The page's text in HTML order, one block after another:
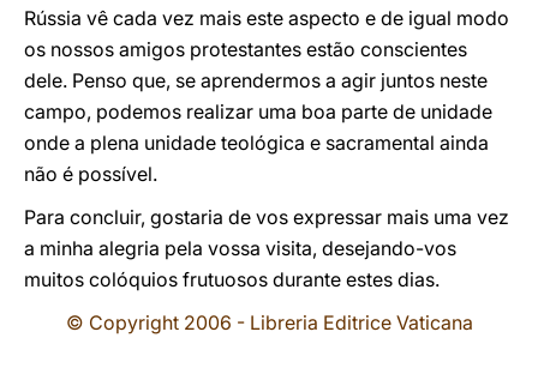
Rússia vê cada vez mais este aspecto e de igual modo
os nossos amigos protestantes estão conscientes
dele. Penso que, se aprendermos a agir juntos neste
campo, podemos realizar uma boa parte de unidade
onde a plena unidade teológica e sacramental ainda
não é possível.
Para concluir, gostaria de vos expressar mais uma vez
a minha alegria pela vossa visita, desejando-vos
muitos colóquios frutuosos durante estes dias.
© Copyright 2006 - Libreria Editrice Vaticana